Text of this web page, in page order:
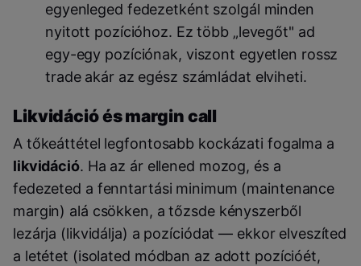
egyenleged fedezetként szolgál minden
nyitott pozícióhoz. Ez több „levegőt" ad
egy-egy pozíciónak, viszont egyetlen rossz
trade akár az egész számládat elviheti.
Likvidáció és margin call
A tőkeáttétel legfontosabb kockázati fogalma a
likvidáció. Ha az ár ellened mozog, és a
fedezeted a fenntartási minimum (maintenance
margin) alá csökken, a tőzsde kényszerből
lezárja (likvidálja) a pozíciódat — ekkor elveszíted
a letétet (isolated módban az adott pozícióét,